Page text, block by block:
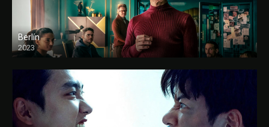
Berlín
2023